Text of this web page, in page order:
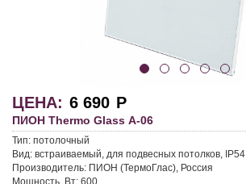
ЦЕНА: 6 690 Р
ПИОН Thermo Glass А-06
Тип: потолочный
Вид: встраиваемый, для подвесных потолков, IP54
Производитель: ПИОН (ТермоГлас), Россия
Мощность, Вт: 600